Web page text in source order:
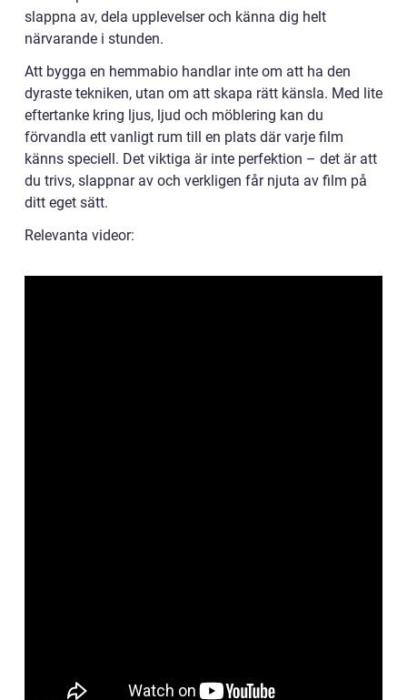
slappna av, dela upplevelser och känna dig helt
närvarande i stunden.
Att bygga en hemmabio handlar inte om att ha den
dyraste tekniken, utan om att skapa rätt känsla. Med lite
eftertanke kring ljus, ljud och möblering kan du
förvandla ett vanligt rum till en plats där varje film
känns speciell. Det viktiga är inte perfektion – det är att
du trivs, slappnar av och verkligen får njuta av film på
ditt eget sätt.
Relevanta videor: